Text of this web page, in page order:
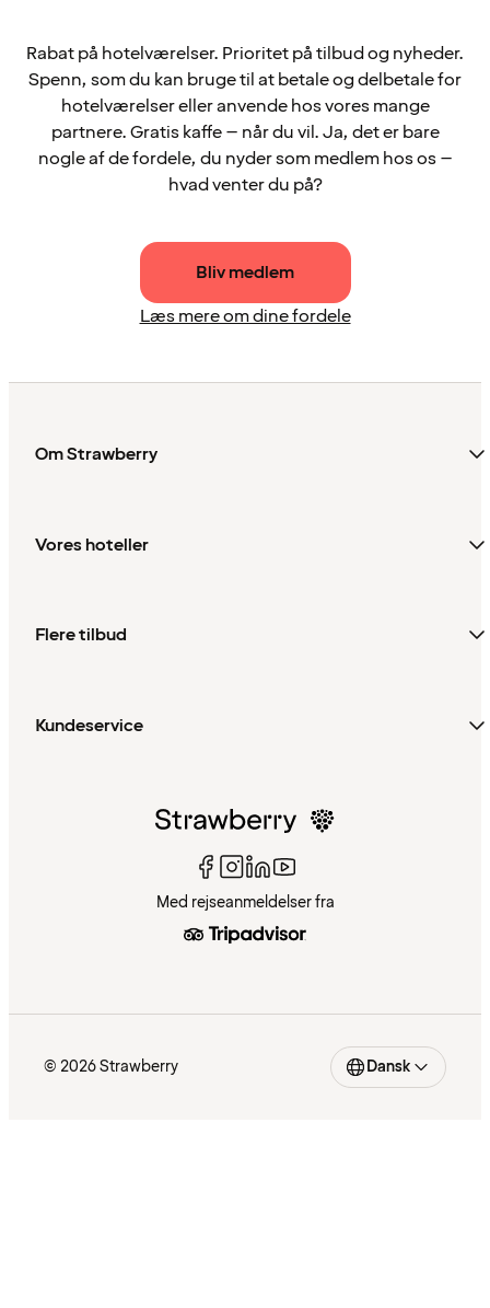
Rabat på hotelværelser. Prioritet på tilbud og nyheder.
Spenn, som du kan bruge til at betale og delbetale for
hotelværelser eller anvende hos vores mange
partnere. Gratis kaffe – når du vil. Ja, det er bare
nogle af de fordele, du nyder som medlem hos os –
hvad venter du på?
Bliv medlem
Læs mere om dine fordele
Om Strawberry
Vores hoteller
Flere tilbud
Kundeservice
Med rejseanmeldelser fra
© 2026 Strawberry Dansk